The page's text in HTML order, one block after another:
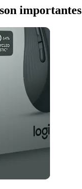
importantes